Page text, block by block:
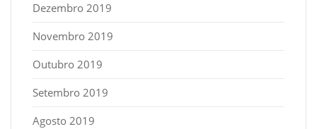
Dezembro 2019
Novembro 2019
Outubro 2019
Setembro 2019
Agosto 2019